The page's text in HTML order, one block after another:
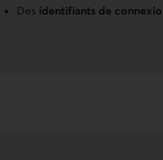
Des identifiants de